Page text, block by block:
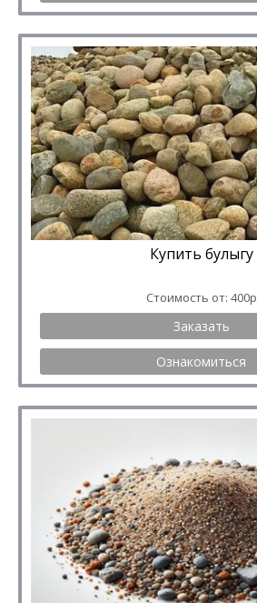
Купить булыгу
Стоимость от: 400р
Заказать
Ознакомиться